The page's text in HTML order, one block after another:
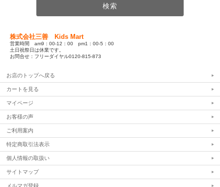
株式会社三善 Kids Mart
営業時間 am9：00-12：00 pm1：00-5：00
土日祝祭日は休業です。
お問合せ：フリーダイヤル0120-815-873
お店のトップへ戻る
カートを見る
マイページ
お客様の声
ご利用案内
特定商取引法表示
個人情報の取扱い
サイトマップ
メルマガ登録